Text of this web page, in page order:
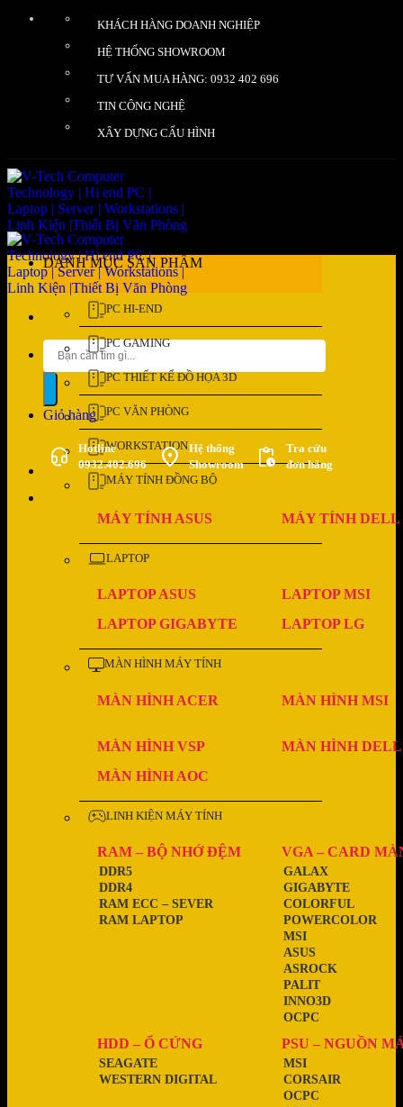
KHÁCH HÀNG DOANH NGHIỆP
HỆ THỐNG SHOWROOM
TƯ VẤN MUA HÀNG: 0932 402 696
TIN CÔNG NGHỆ
XÂY DỰNG CẤU HÌNH
Tìm
kiếm:
Giỏ hàng
Hotline
0932.402.696
Hệ thống
Showroom
Tra cứu
đơn hàng
DANH MỤC SẢN PHẨM
PC HI-END
PC GAMING
PC THIẾT KẾ ĐỒ HỌA 3D
PC VĂN PHÒNG
WORKSTATION
MÁY TÍNH ĐỒNG BỘ
MÁY TÍNH ASUS MÁY TÍNH DELL
LAPTOP
LAPTOP ASUS
LAPTOP MSI
LAPTOP GIGABYTE
LAPTOP LG
MÀN HÌNH MÁY TÍNH
MÀN HÌNH ACER MÀN HÌNH MSI
MÀN HÌNH VSP
MÀN HÌNH DELL
MÀN HÌNH AOC
LINH KIỆN MÁY TÍNH
RAM – BỘ NHỚ ĐỆM
RAM LAPTOP
RAM ECC – SEVER
DDR4
DDR5
VGA – CARD
OCPC
INNO3D
PALIT
ASROCK
ASUS
MSI
POWERCOLOR
COLORFUL
GIGABYTE
GALAX
HDD – Ổ CỨNG
WESTERN DIGITAL
SEAGATE
PSU – NGUỒN
OCPC
CORSAIR
MSI